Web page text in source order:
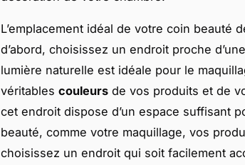
L’emplacement idéal de votre coin beauté
d’abord, choisissez un endroit proche
lumière naturelle est idéale pour le
véritables couleurs de vos produits et de
cet endroit dispose d’un espace suffisant
beauté, comme votre maquillage, vos
choisissez un endroit qui soit facilement